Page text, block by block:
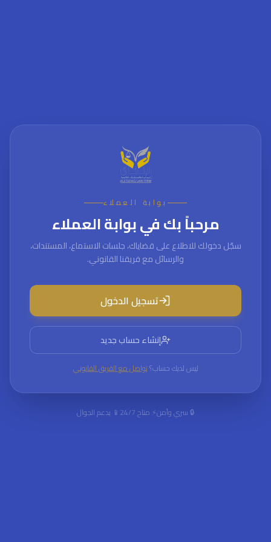
بوابة العملاء
مرحباً بك في بوابة العملاء
سجّل دخولك للاطلاع على قضاياك، جلسات الاستماع، المستندات،
والرسائل مع فريقنا القانوني.
تسجيل الدخول
إنشاء حساب جديد
ليس لديك حساب؟تواصل مع الفريق القانوني
🔒 سري وآمن⚡ متاح 24/7 📱 يدعم الجوال